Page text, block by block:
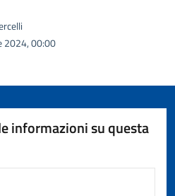
2024, 00:00
informazioni su questa